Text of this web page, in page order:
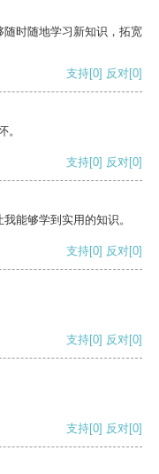
时随地学习新知识，拓宽
支持[0] 反对[0]
。
支持[0] 反对[0]
能够学到实用的知识。
支持[0] 反对[0]
支持[0] 反对[0]
支持[0] 反对[0]